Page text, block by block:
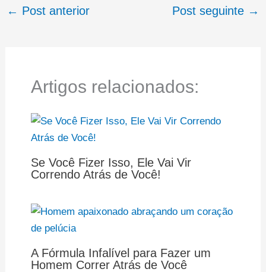
← Post anterior Post seguinte →
Artigos relacionados:
Se Você Fizer Isso, Ele Vai Vir
Correndo Atrás de Você!
A Fórmula Infalível para Fazer um
Homem Correr Atrás de Você